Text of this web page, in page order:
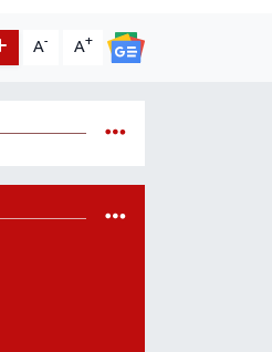
A- A+